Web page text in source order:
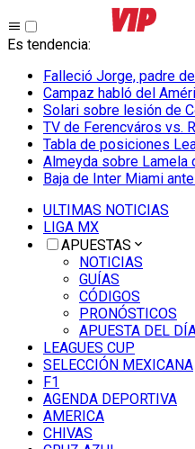
Es tendencia:
Falleció Jorge, padre
Campaz habló del
Solari sobre lesión de
TV de Ferencváros vs.
Tabla de posiciones
Almeyda sobre Lamela
Baja de Inter Miami
ULTIMAS NOTICIAS
LIGA MX
APUESTAS
NOTICIAS
GUÍAS
CÓDIGOS
PRONÓSTICOS
APUESTA DEL
LEAGUES CUP
SELECCIÓN MEXICANA
F1
AGENDA DEPORTIVA
AMERICA
CHIVAS